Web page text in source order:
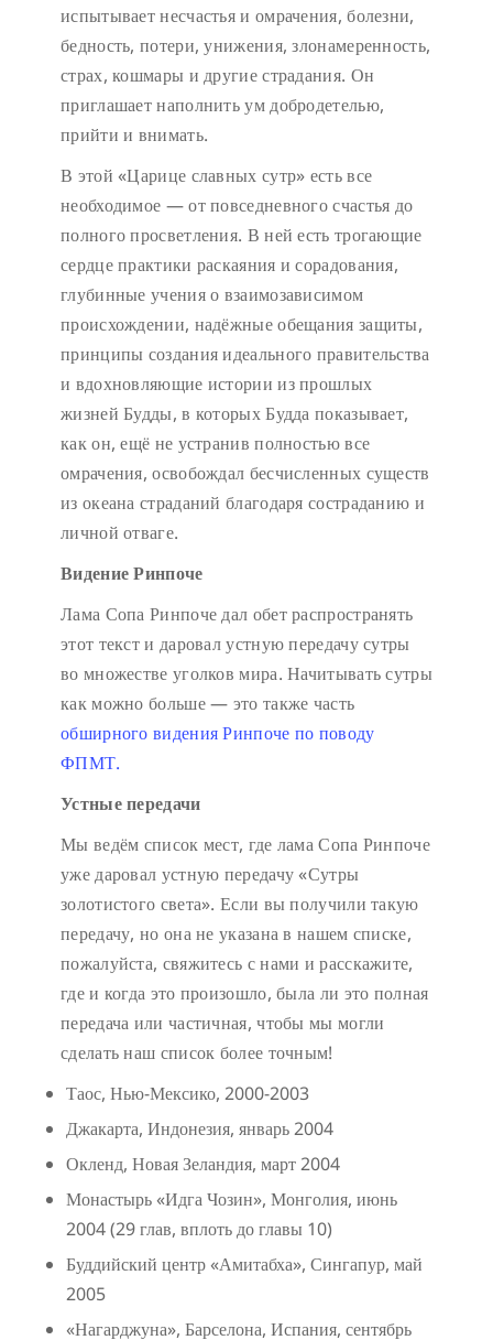
испытывает несчастья и омрачения, болезни,
бедность, потери, унижения, злонамеренность,
страх, кошмары и другие страдания. Он
приглашает наполнить ум добродетелью,
прийти и внимать.
В этой «Царице славных сутр» есть все
необходимое — от повседневного счастья до
полного просветления. В ней есть трогающие
сердце практики раскаяния и сорадования,
глубинные учения о взаимозависимом
происхождении, надёжные обещания защиты,
принципы создания идеального правительства
и вдохновляющие истории из прошлых
жизней Будды, в которых Будда показывает,
как он, ещё не устранив полностью все
омрачения, освобождал бесчисленных существ
из океана страданий благодаря состраданию и
личной отваге.
Видение Ринпоче
Лама Сопа Ринпоче дал обет распространять
этот текст и даровал устную передачу сутры
во множестве уголков мира. Начитывать сутры
как можно больше — это также часть
обширного видения Ринпоче по поводу
ФПМТ.
Устные передачи
Мы ведём список мест, где лама Сопа Ринпоче
уже даровал устную передачу «Сутры
золотистого света». Если вы получили такую
передачу, но она не указана в нашем списке,
пожалуйста, свяжитесь с нами и расскажите,
где и когда это произошло, была ли это полная
передача или частичная, чтобы мы могли
сделать наш список более точным!
Таос, Нью-Мексико, 2000-2003
Джакарта, Индонезия, январь 2004
Окленд, Новая Зеландия, март 2004
Монастырь «Идга Чозин», Монголия, июнь
2004 (29 глав, вплоть до главы 10)
Буддийский центр «Амитабха», Сингапур, май
2005
«Нагарджуна», Барселона, Испания, сентябрь